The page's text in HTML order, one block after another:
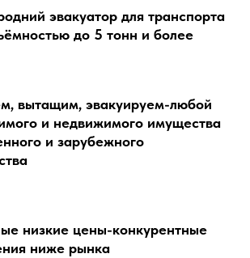
эвакуатор для транспорта
до 5 тонн и более
вытащим, эвакуируем-любой
и недвижимого имущества
и зарубежного
низкие цены-конкурентные
ниже рынка